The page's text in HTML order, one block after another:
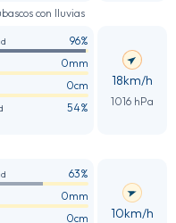
con lluvias
96%
0mm
0cm
54%
18km/h
1016 hPa
63%
0mm
0cm 10km/h